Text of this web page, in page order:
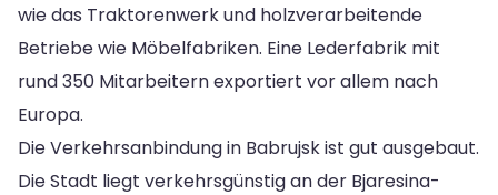
wie das Traktorenwerk und holzverarbeitende
Betriebe wie Möbelfabriken. Eine Lederfabrik mit
rund 350 Mitarbeitern exportiert vor allem nach
Europa.
Die Verkehrsanbindung in Babrujsk ist gut ausgebaut.
Die Stadt liegt verkehrsgünstig an der Bjaresina-